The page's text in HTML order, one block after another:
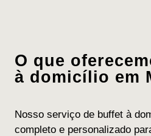
O que
à domicílio em
Nosso serviço de buffet à
completo e personalizado